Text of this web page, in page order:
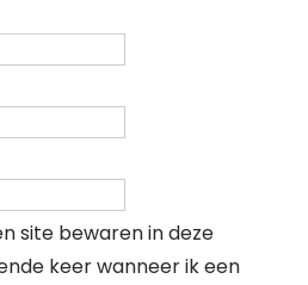
site bewaren in deze
keer wanneer ik een